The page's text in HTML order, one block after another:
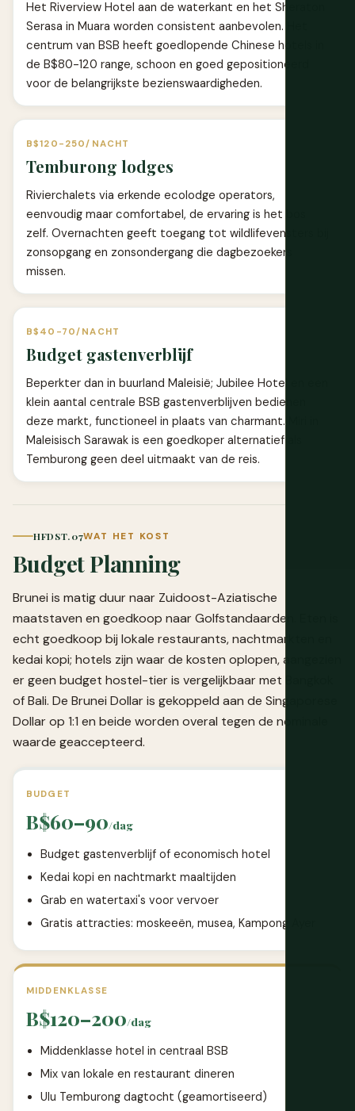
Het Riverview Hotel aan de waterkant en het Sheraton
Serasa in Muara worden consistent aanbevolen. Het
centrum van BSB heeft goedlopende Chinese hotels in
de B$80-120 range, schoon en goed gepositioneerd
voor de belangrijkste bezienswaardigheden.
B$120-250/NACHT
Temburong lodges
Rivierchalets via erkende ecolodge operators,
eenvoudig maar comfortabel, de ervaring is het bos
zelf. Overnachten geeft toegang tot wildlifevensters bij
zonsopgang en zonsondergang die dagbezoekers
missen.
B$40-70/NACHT
Budget gastenverblijf
Beperkter dan in buurland Maleisië; Jubilee Hotel en een
klein aantal centrale BSB gastenverblijven bedienen
deze markt, functioneel in plaats van charmant. Miri in
Maleisisch Sarawak is een goedkoper alternatief als
Temburong geen deel uitmaakt van de reis.
HFDST. 07WAT HET KOST
Budget Planning
Brunei is matig duur naar Zuidoost-Aziatische
maatstaven en goedkoop naar Golfstandaarden. Eten is
echt goedkoop bij lokale restaurants, nachtmarkten en
kedai kopi; hotels zijn waar de kosten oplopen, aangezien
er geen budget hostel-tier is vergelijkbaar met Bangkok
of Bali. De Brunei Dollar is gekoppeld aan de Singaporese
Dollar op 1:1 en beide worden overal tegen de nominale
waarde geaccepteerd.
BUDGET
B$60–90/dag
Budget gastenverblijf of economisch hotel
Kedai kopi en nachtmarkt maaltijden
Grab en watertaxi's voor vervoer
Gratis attracties: moskeeën, musea, Kampong Ayer
MIDDENKLASSE
B$120–200/dag
Middenklasse hotel in centraal BSB
Mix van lokale en restaurant dineren
Ulu Temburong dagtocht (geamortiseerd)